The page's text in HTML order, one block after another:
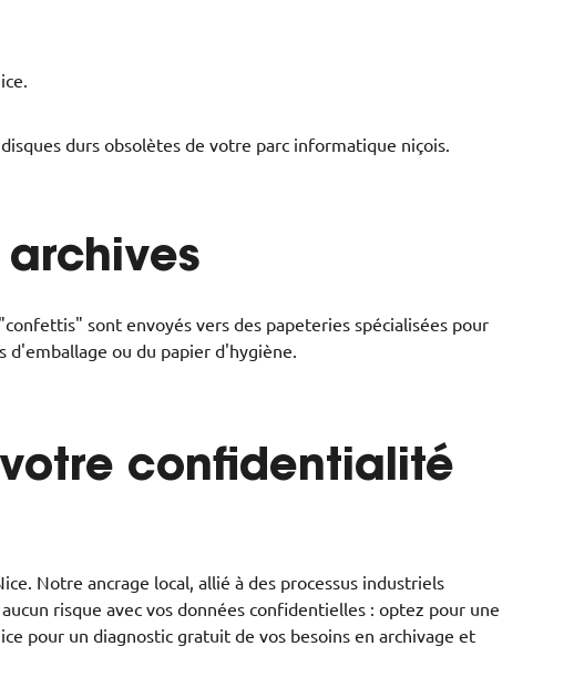
durs obsolètes de votre parc informatique niçois.
sont envoyés vers des papeteries spécialisées pour
d'emballage ou du papier d'hygiène.
confidentialité
Notre ancrage local, allié à des processus industriels
risque avec vos données confidentielles : optez pour une
pour un diagnostic gratuit de vos besoins en archivage et